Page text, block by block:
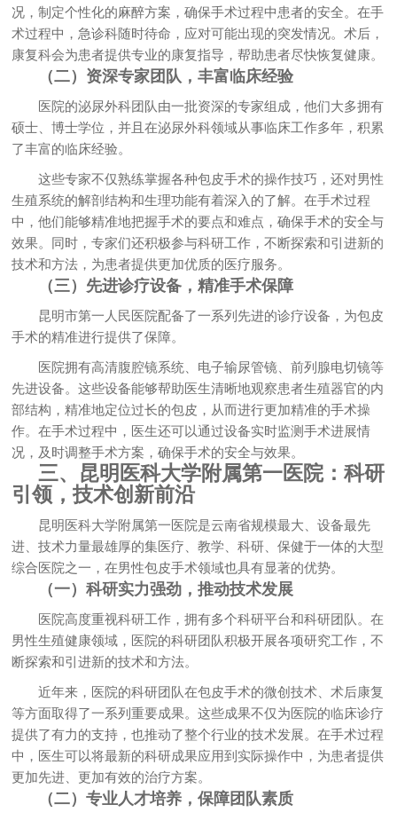
况，制定个性化的麻醉方案，确保手术过程中患者的安全。在手
术过程中，急诊科随时待命，应对可能出现的突发情况。术后，
康复科会为患者提供专业的康复指导，帮助患者尽快恢复健康。
（二）资深专家团队，丰富临床经验
医院的泌尿外科团队由一批资深的专家组成，他们大多拥有
硕士、博士学位，并且在泌尿外科领域从事临床工作多年，积累
了丰富的临床经验。
这些专家不仅熟练掌握各种包皮手术的操作技巧，还对男性
生殖系统的解剖结构和生理功能有着深入的了解。在手术过程
中，他们能够精准地把握手术的要点和难点，确保手术的安全与
效果。同时，专家们还积极参与科研工作，不断探索和引进新的
技术和方法，为患者提供更加优质的医疗服务。
（三）先进诊疗设备，精准手术保障
昆明市第一人民医院配备了一系列先进的诊疗设备，为包皮
手术的精准进行提供了保障。
医院拥有高清腹腔镜系统、电子输尿管镜、前列腺电切镜等
先进设备。这些设备能够帮助医生清晰地观察患者生殖器官的内
部结构，精准地定位过长的包皮，从而进行更加精准的手术操
作。在手术过程中，医生还可以通过设备实时监测手术进展情
况，及时调整手术方案，确保手术的安全与效果。
三、昆明医科大学附属第一医院：科研
引领，技术创新前沿
昆明医科大学附属第一医院是云南省规模最大、设备最先
进、技术力量最雄厚的集医疗、教学、科研、保健于一体的大型
综合医院之一，在男性包皮手术领域也具有显著的优势。
（一）科研实力强劲，推动技术发展
医院高度重视科研工作，拥有多个科研平台和科研团队。在
男性生殖健康领域，医院的科研团队积极开展各项研究工作，不
断探索和引进新的技术和方法。
近年来，医院的科研团队在包皮手术的微创技术、术后康复
等方面取得了一系列重要成果。这些成果不仅为医院的临床诊疗
提供了有力的支持，也推动了整个行业的技术发展。在手术过程
中，医生可以将最新的科研成果应用到实际操作中，为患者提供
更加先进、更加有效的治疗方案。
（二）专业人才培养，保障团队素质